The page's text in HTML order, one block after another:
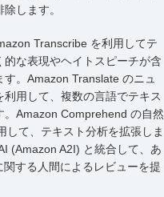
します。
Transcribe を利用してテ
な表現やヘイトスピーチが含
す。Amazon Translate のニュ
用して、複数の言語でテキス
。Amazon Comprehend の自然
して、テキスト分析を拡張しま
(Amazon A2I) と統合して、あ
する人間によるレビューを提